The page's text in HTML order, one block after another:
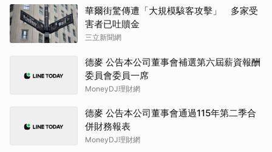
華爾街驚傳遭「大規模駭客攻擊」 多家受
害者已吐贖金
三立新聞網
德麥 公告本公司董事會補選第六屆薪資報酬
委員會委員一席
MoneyDJ理財網
德麥 公告本公司董事會通過115年第二季合
併財務報表
MoneyDJ理財網